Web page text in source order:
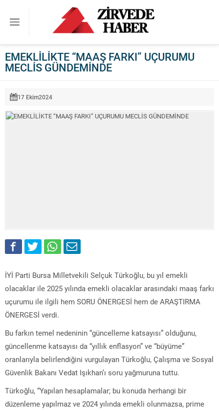
EMEKLİLİKTE “MAAŞ FARKI” UÇURUMU
MECLİS GÜNDEMİNDE
17 Ekim2024
İYİ Parti Bursa Milletvekili Selçuk Türkoğlu, bu yıl emekli
olacaklar ile 2025 yılında emekli olacaklar arasındaki maaş farkı
uçurumu ile ilgili hem SORU ÖNERGESİ hem de ARAŞTIRMA
ÖNERGESİ verdi.
Bu farkın temel nedeninin “güncelleme katsayısı” olduğunu,
güncellenme katsayısı da “yıllık enflasyon” ve “büyüme”
oranlarıyla belirlendiğini vurgulayan Türkoğlu, Çalışma ve Sosyal
Güvenlik Bakanı Vedat Işıkhan’ı soru yağmuruna tuttu.
Türkoğlu, “Yapılan hesaplamalar; bu konuda herhangi bir
düzenleme yapılmaz ve 2024 yılında emekli olunmazsa, prime